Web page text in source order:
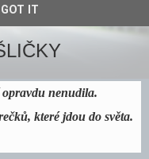
nenudila.
které jdou do světa.
GOT IT